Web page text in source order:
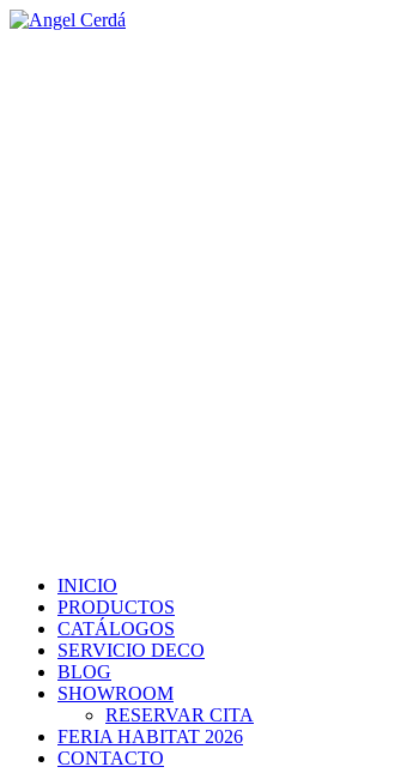
INICIO
PRODUCTOS
CATÁLOGOS
SERVICIO DECO
BLOG
SHOWROOM
RESERVAR CITA
FERIA HABITAT 2026
CONTACTO